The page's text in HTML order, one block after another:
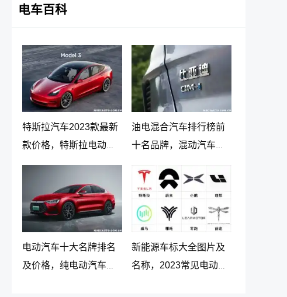
电车百科
特斯拉汽车2023款最新
款价格，特斯拉电动汽
车价格及落地价
油电混合汽车排行榜前
十名品牌，混动汽车十
电动汽车十大名牌排名
及价格，纯电动汽车排
新能源车标大全图片及
名称，2023常见电动汽